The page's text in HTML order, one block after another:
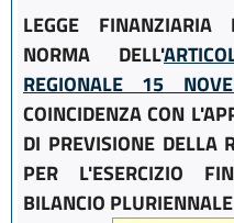
LEGGE FINANZIARIA
NORMA DELL'
REGIONALE 15
COINCIDENZA CON
DI PREVISIONE DELLA
PER L'ESERCIZIO
BILANCIO